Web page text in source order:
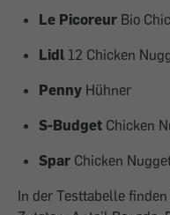
Le Picoreur Bio
Lidl 12 Chicken
Penny Hühner
S-Budget Chicken
Spar Chicken
In der Testtabelle